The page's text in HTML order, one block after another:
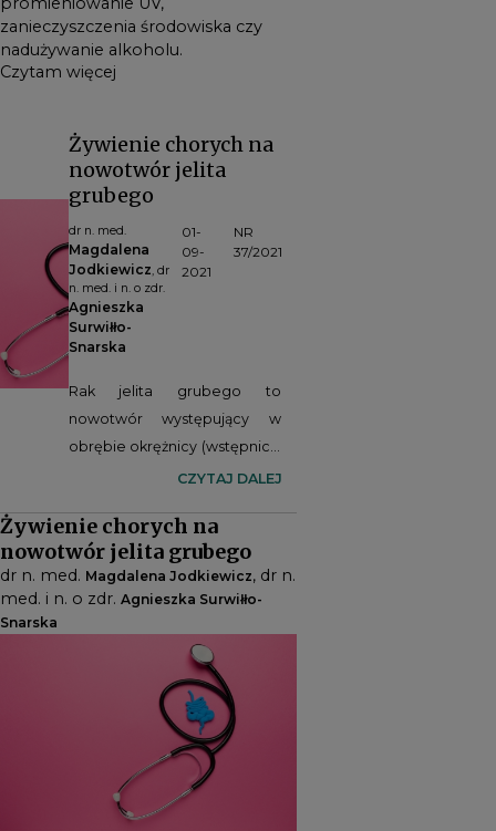
zanieczyszczenia środowiska czy
nadużywanie alkoholu.
Czytam więcej
Żywienie chorych na
nowotwór jelita
grubego
dr n. med.
Magdalena
Jodkiewicz, dr
n. med. i n. o zdr.
Agnieszka
Surwiłło-
Snarska
01-
09-
2021
NR
37/2021
Rak jelita grubego to
nowotwór występujący w
obrębie okrężnicy (wstępnicy,
poprzecznicy, zstępnicy,
odbytniczego, odbytnicy
oraz odbytu i jest jednym z
najczęstszych nowotworów
złośliwych na świecie. W
Polsce stanowi 12,6%
wszystkich nowotworów
złośliwych u mężczyzn i 9,5% u
kobiet. Zachorowalność na
ten nowotwór
systematycznie wzrasta
CZYTAJ DALEJ
Żywienie chorych na
nowotwór jelita grubego
dr n. med. Magdalena Jodkiewicz, dr n.
med. i n. o zdr. Agnieszka Surwiłło-
Snarska